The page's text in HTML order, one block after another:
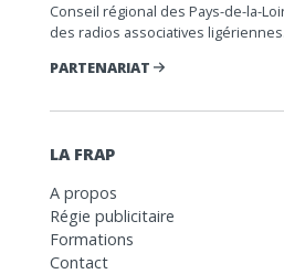
Conseil régional des Pays-de-la-
des radios associatives ligériennes.
PARTENARIAT
LA FRAP
A propos
Régie publicitaire
Formations
Contact